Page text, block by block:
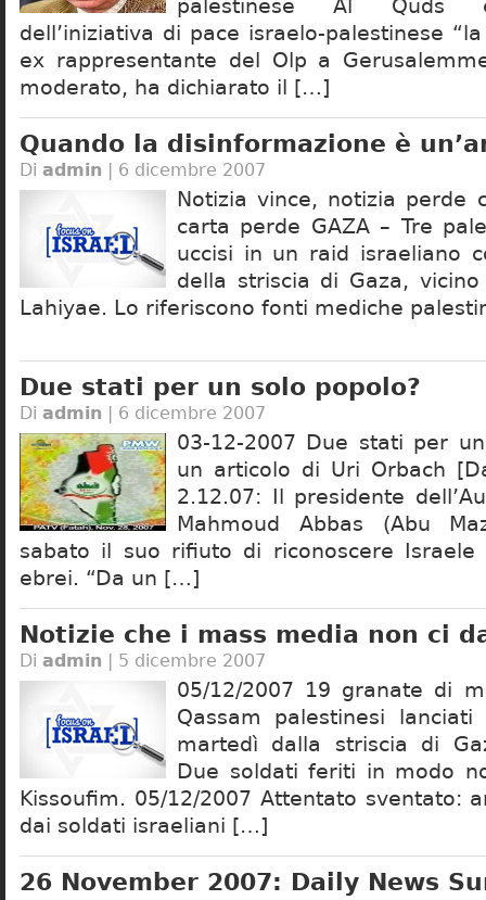
palestinese Al Quds
dell’iniziativa di pace israelo-palestinese
ex rappresentante del Olp a
moderato, ha dichiarato il […]
Quando la disinformazione è
Di admin | 6 dicembre 2007
Notizia vince, notizia perde
carta perde GAZA – Tre
uccisi in un raid israeliano
della striscia di Gaza,
Lahiyae. Lo riferiscono fonti mediche
Due stati per un solo popolo?
Di admin | 6 dicembre 2007
03-12-2007 Due stati per
un articolo di Uri Orbach
2.12.07: Il presidente
Mahmoud Abbas (Abu
sabato il suo rifiuto di riconoscere
ebrei. “Da un […]
Notizie che i mass media non ci
Di admin | 5 dicembre 2007
05/12/2007 19 granate di
Qassam palestinesi
martedì dalla striscia di
Due soldati feriti in modo
Kissoufim. 05/12/2007 Attentato sventato:
dai soldati israeliani […]
26 November 2007: Daily News